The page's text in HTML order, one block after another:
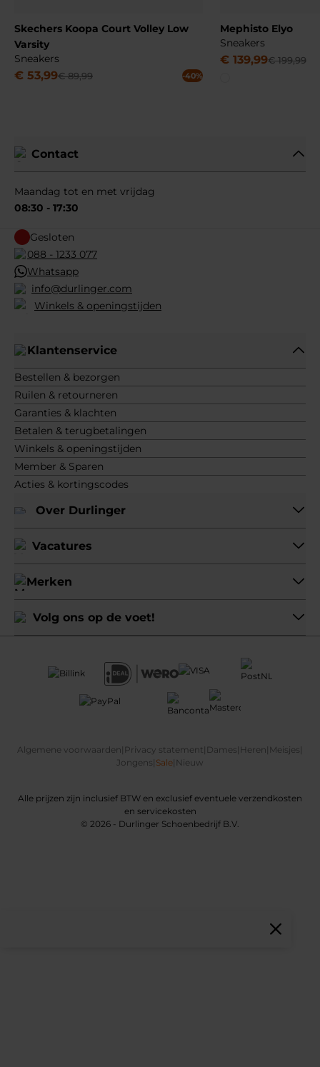
Skechers Koopa Court Volley Low
Varsity
Sneakers
€ 53,99€ 89,99 -40%
Mephisto Elyo
Sneakers
€ 139,99€ 199,99
Contact
Maandag tot en met vrijdag
08:30 - 17:30
Gesloten
088 - 1233 077
Whatsapp
info@durlinger.com
Winkels & openingstijden
Klantenservice
Bestellen & bezorgen
Ruilen & retourneren
Garanties & klachten
Betalen & terugbetalingen
Winkels & openingstijden
Member & Sparen
Acties & kortingscodes
Over Durlinger
Vacatures
Merken
Volg ons op de voet!
Algemene voorwaarden Privacy statement Dames Heren Meisjes
Jongens Sale Nieuw
Alle prijzen zijn inclusief BTW en exclusief eventuele verzendkosten
en servicekosten
© 2026 - Durlinger Schoenbedrijf B.V.